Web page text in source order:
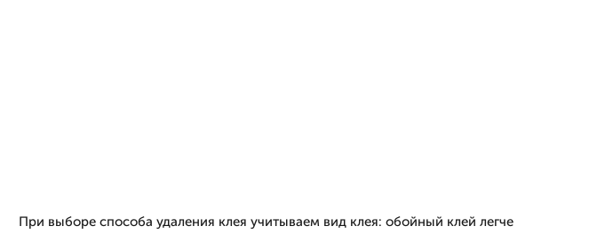
При выборе способа удаления клея учитываем вид клея: обойный клей легче